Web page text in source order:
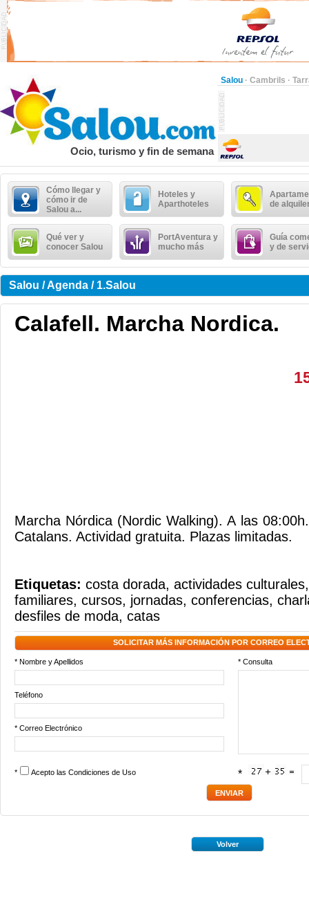
Salou · Cambrils ·
Ocio, turismo y fin de semana
Cómo llegar y
cómo ir de
Salou a...
Hoteles y
Aparthoteles
de
Qué ver y
conocer Salou
PortAventura y
mucho más
Guía
y de
Salou / Agenda / 1.Salou
Calafell. Marcha Nordica.
Marcha Nórdica (Nordic Walking). A las
Catalans. Actividad gratuita. Plazas limitadas.
Etiquetas: costa dorada, actividades culturales
familiares, cursos, jornadas, conferencias,
desfiles de moda, catas
SOLICITAR MÁS INFORMACIÓN POR CORREO
* Nombre y Apellidos * Consulta
Teléfono
* Correo Electrónico
* Acepto las Condiciones de Uso *
Volver